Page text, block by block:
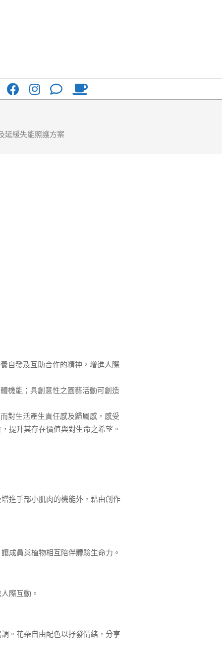
延緩失能照護方案
自發及互助合作的精神，增進人際
機能；具創意性之園藝活動可創造
對生活產生責任感及歸屬感，感受
提升其存在價值與對生命之希望。
進手部小肌肉的機能外，藉由創作
成員與植物相互陪伴體驗生命力。
際互動。
。花朵自由配色以抒發情緒，分享